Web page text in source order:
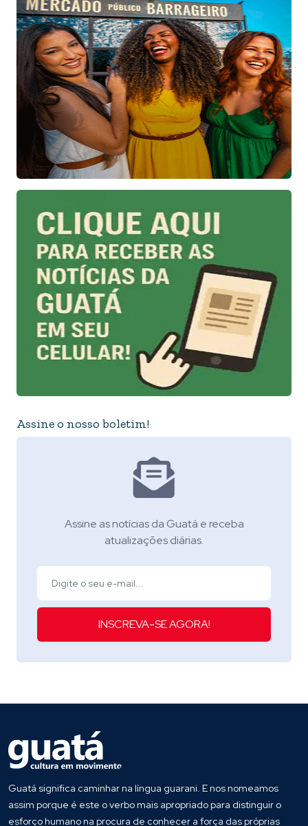
Assine o nosso boletim!
Assine as notícias da Guatá e receba
atualizações diárias.
INSCREVA-SE AGORA!
Guatá significa caminhar na língua guarani. E nos nomeamos
assim porque é este o verbo mais apropriado para distinguir o
esforço humano na procura de conhecer a força das próprias